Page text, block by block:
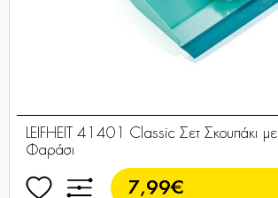
LEIFHEIT 41401 Classic Σετ Σκουπάκι με
Φαράσι
7,99€